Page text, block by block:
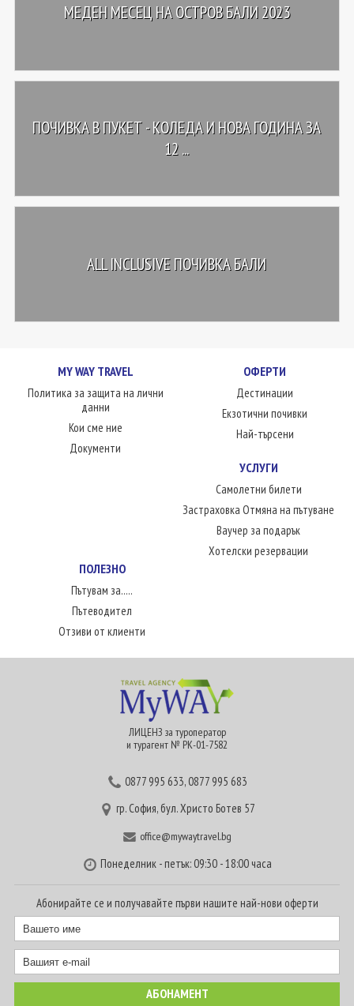
МЕДЕН МЕСЕЦ НА ОСТРОВ БАЛИ 2023
ПОЧИВКА В ПУКЕТ - КОЛЕДА И НОВА ГОДИНА ЗА
12 ...
ALL INCLUSIVE ПОЧИВКА БАЛИ
MY WAY TRAVEL
Политика за защита на лични
данни
Кои сме ние
Документи
ОФЕРТИ
Дестинации
Екзотични почивки
Най-търсени
УСЛУГИ
Самолетни билети
Застраховка Отмяна на пътуване
Ваучер за подарък
Хотелски резервации
ПОЛЕЗНО
Пътувам за.....
Пътеводител
Отзиви от клиенти
ЛИЦЕНЗ за туроператор
и турагент № РК-01-7582
0877 995 633,0877 995 683
гр. София, бул. Христо Ботев 57
office@mywaytravel.bg
Понеделник - петък: 09:30 - 18:00 часа
Абонирайте се и получавайте първи нашите най-нови оферти